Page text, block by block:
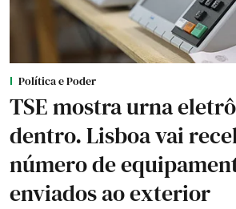
Política e Poder
TSE mostra urna
dentro. Lisboa vai
número de
enviados ao exterior